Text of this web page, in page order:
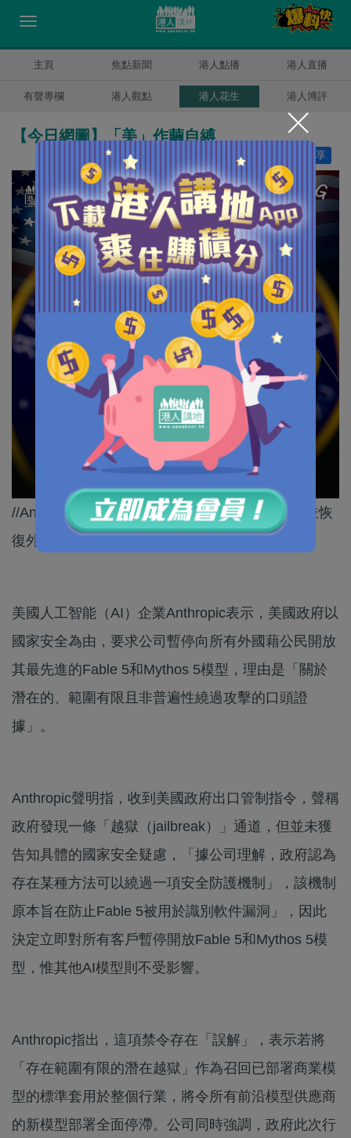
主頁 焦點新聞 港人點播 港人直播
有聲專欄 港人觀點 港人花生 港人博評
【今日網圖】「美」作繭自縛
分享
讚好
//Anthropic正積極與政府溝通，希望能盡快澄清並恢
復外國用戶對這些先進模型的訪問權限。//
美國人工智能（AI）企業Anthropic表示，美國政府以
國家安全為由，要求公司暫停向所有外國藉公民開放
其最先進的Fable 5和Mythos 5模型，理由是「關於
潛在的、範圍有限且非普遍性繞過攻擊的口頭證
據」。
Anthropic聲明指，收到美國政府出口管制指令，聲稱
政府發現一條「越獄（jailbreak）」通道，但並未獲
告知具體的國家安全疑慮，「據公司理解，政府認為
存在某種方法可以繞過一項安全防護機制」，該機制
原本旨在防止Fable 5被用於識別軟件漏洞」，因此
決定立即對所有客戶暫停開放Fable 5和Mythos 5模
型，惟其他AI模型則不受影響。
Anthropic指出，這項禁令存在「誤解」，表示若將
「存在範圍有限的潛在越獄」作為召回已部署商業模
型的標準套用於整個行業，將令所有前沿模型供應商
的新模型部署全面停滯。公司同時強調，政府此次行